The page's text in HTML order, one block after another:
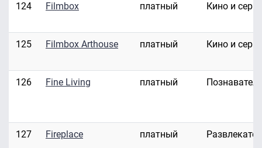
124 Filmbox платный Кино и
125 Filmbox Arthouse платный Кино и
126 Fine Living платный
127 Fireplace платный